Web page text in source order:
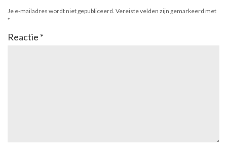
Je e-mailadres wordt niet gepubliceerd. Vereiste velden zijn gemarkeerd met
*
Reactie *